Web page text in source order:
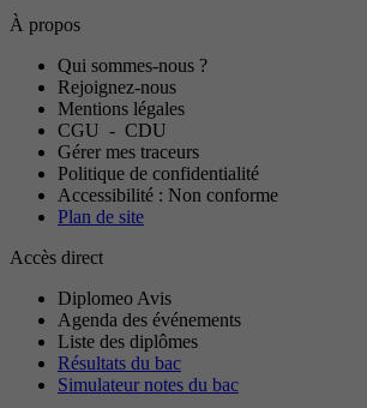
À propos
Qui sommes-nous ?
Rejoignez-nous
Mentions légales
CGU - CDU
Gérer mes traceurs
Politique de confidentialité
Accessibilité : Non conforme
Plan de site
Accès direct
Diplomeo Avis
Agenda des événements
Liste des diplômes
Résultats du bac
Simulateur notes du bac